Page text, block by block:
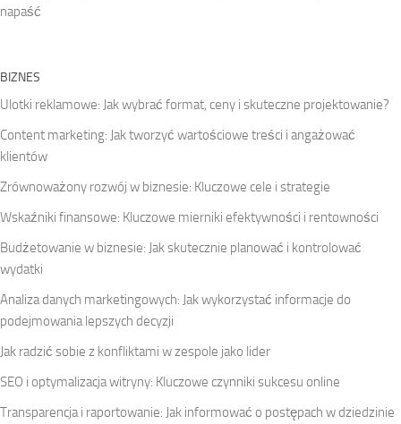
napaść
BIZNES
Ulotki reklamowe: Jak wybrać format, ceny i skuteczne projektowanie?
Content marketing: Jak tworzyć wartościowe treści i angażować
klientów
Zrównoważony rozwój w biznesie: Kluczowe cele i strategie
Wskaźniki finansowe: Kluczowe mierniki efektywności i rentowności
Budżetowanie w biznesie: Jak skutecznie planować i kontrolować
wydatki
Analiza danych marketingowych: Jak wykorzystać informacje do
podejmowania lepszych decyzji
Jak radzić sobie z konfliktami w zespole jako lider
SEO i optymalizacja witryny: Kluczowe czynniki sukcesu online
Transparencja i raportowanie: Jak informować o postępach w dziedzinie